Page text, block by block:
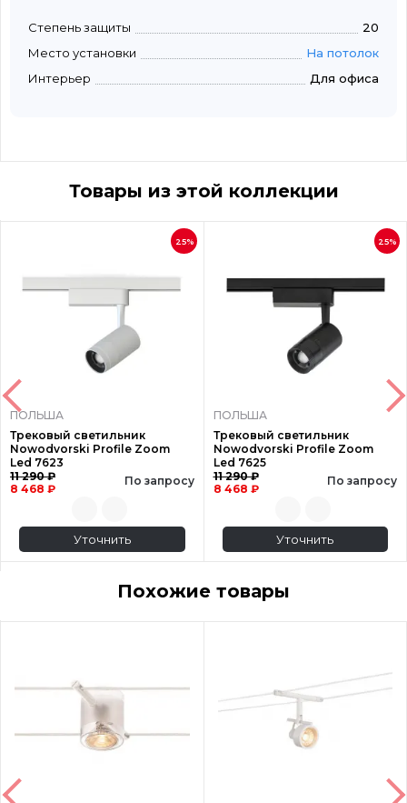
Степень защиты
20
Место установки
На потолок
Интерьер
Для офиса
Товары из этой коллекции
25%
ПОЛЬША
Трековый светильник
Nowodvorski Profile Zoom
Led 7623
11 290 ₽
8 468 ₽
По запросу
Уточнить
25%
ПОЛЬША
Трековый светильник
Nowodvorski Profile Zoom
Led 7625
11 290 ₽
8 468 ₽
По запросу
Уточнить
Похожие товары